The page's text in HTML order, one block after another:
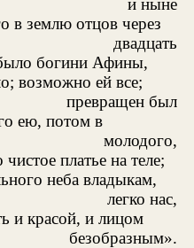
в землю отцов через
двадцать
богини Афины,
возможно ей все;
превращен был
ею, потом в
молодого,
платье на теле;
неба владыкам,
легко нас,
и красой, и лицом
безобразным».